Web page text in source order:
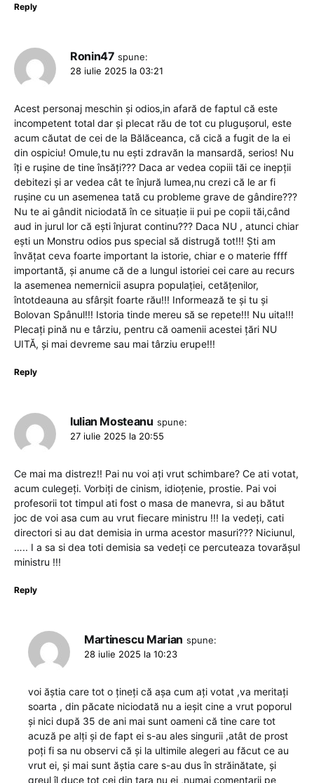
Reply
Ronin47 spune:
28 iulie 2025 la 03:21
Acest personaj meschin și odios,in afară de faptul că este
incompetent total dar și plecat rău de tot cu plugușorul, este
acum căutat de cei de la Bălăceanca, că cică a fugit de la ei
din ospiciu! Omule,tu nu ești zdravăn la mansardă, serios! Nu
îți e rușine de tine însăți??? Daca ar vedea copiii tăi ce inepții
debitezi și ar vedea cât te înjură lumea,nu crezi că le ar fi
rușine cu un asemenea tată cu probleme grave de gândire???
Nu te ai gândit niciodată în ce situație ii pui pe copii tăi,când
aud in jurul lor că ești înjurat continu??? Daca NU , atunci chiar
ești un Monstru odios pus special să distrugă tot!!! Ști am
învățat ceva foarte important la istorie, chiar e o materie ffff
importantă, și anume că de a lungul istoriei cei care au recurs
la asemenea nemernicii asupra populației, cetățenilor,
întotdeauna au sfârșit foarte rău!!! Informează te și tu și
Bolovan Spânul!!! Istoria tinde mereu să se repete!!! Nu uita!!!
Plecați pină nu e târziu, pentru că oamenii acestei țări NU
UITĂ, și mai devreme sau mai târziu erupe!!!
Reply
Iulian Mosteanu spune:
27 iulie 2025 la 20:55
Ce mai ma distrez!! Pai nu voi ați vrut schimbare? Ce ati votat,
acum culegeți. Vorbiți de cinism, idioțenie, prostie. Pai voi
profesorii tot timpul ati fost o masa de manevra, si au bătut
joc de voi asa cum au vrut fiecare ministru !!! Ia vedeți, cati
directori si au dat demisia in urma acestor masuri??? Niciunul,
….. I a sa si dea toti demisia sa vedeți ce percuteaza tovarășul
ministru !!!
Reply
Martinescu Marian spune:
28 iulie 2025 la 10:23
voi ăștia care tot o țineți că așa cum ați votat ,va meritați
soarta , din păcate niciodată nu a ieșit cine a vrut poporul
și nici după 35 de ani mai sunt oameni că tine care tot
acuză pe alți și de fapt ei s-au ales singurii ,atât de prost
poți fi sa nu observi că și la ultimile alegeri au făcut ce au
vrut ei, și mai sunt ăștia care s-au dus în străinătate, și
greul îl duce tot cei din tara nu ei ,numai comentarii pe